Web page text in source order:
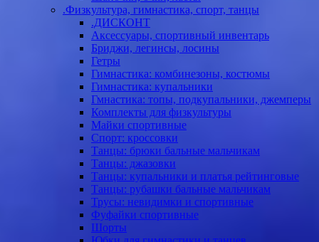
.Физкультура, гимнастика, спорт, танцы
.ДИСКОНТ
Аксессуары, спортивный инвентарь
Бриджи, легинсы, лосины
Гетры
Гимнастика: комбинезоны, костюмы
Гимнастика: купальники
Гмнастика: топы, подкупальники, джемперы
Комплекты для физкультуры
Майки спортивные
Спорт: кроссовки
Танцы: брюки бальные мальчикам
Танцы: джазовки
Танцы: купальники и платья рейтинговые
Танцы: рубашки бальные мальчикам
Трусы: невидимки и спортивные
Фуфайки спортивные
Шорты